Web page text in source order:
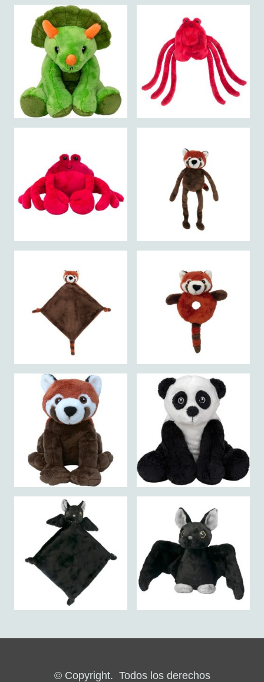
© Copyright. Todos los derechos